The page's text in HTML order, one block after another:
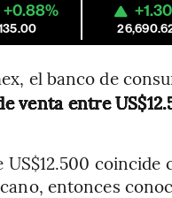
+0.88%
el banco de
venta entre
US$12.500
entonces